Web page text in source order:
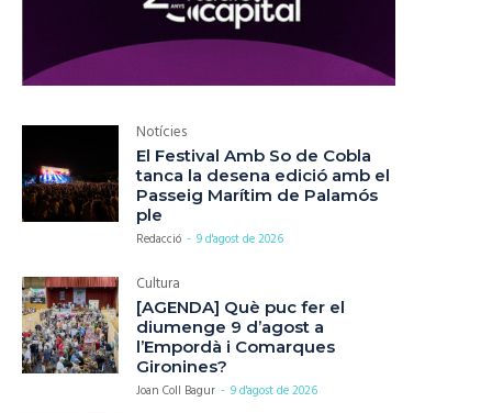
Notícies
El Festival Amb So de Cobla
tanca la desena edició amb el
Passeig Marítim de Palamós
ple
Redacció - 9 d'agost de 2026
Cultura
[AGENDA] Què puc fer el
diumenge 9 d’agost a
l’Empordà i Comarques
Gironines?
Joan Coll Bagur - 9 d'agost de 2026